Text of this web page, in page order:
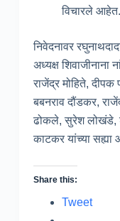
विचारले आहेत.
निवेदनावर
अध्यक्ष
राजेंद्र मोहिते,
बबनराव दौंडकर,
ढोकले, सुरेश लोखंडे,
काटकर यांच्या सह्या
Share this:
Tweet